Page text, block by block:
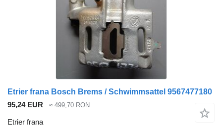
Etrier frana Bosch Brems / Schwimmsattel 9567477180
95,24 EUR
≈ 499,70 RON
Etrier frana